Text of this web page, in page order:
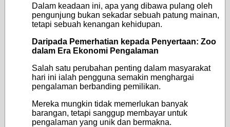
Dalam keadaan ini, apa yang dibawa pulang oleh
pengunjung bukan sekadar sebuah patung mainan,
tetapi sebuah kenangan kehidupan.
Daripada Pemerhatian kepada Penyertaan: Zoo
dalam Era Ekonomi Pengalaman
Salah satu perubahan penting dalam masyarakat
hari ini ialah pengguna semakin menghargai
pengalaman berbanding pemilikan.
Mereka mungkin tidak memerlukan banyak
barangan, tetapi sanggup membayar untuk
pengalaman yang unik dan bermakna.